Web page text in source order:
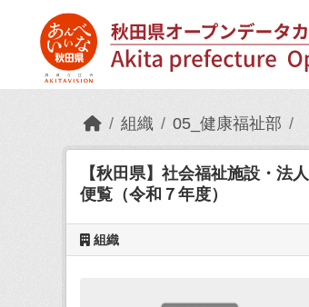
組織 05_健康福祉部
【秋田県】社会福祉施設・法人
便覧（令和７年度）
組織